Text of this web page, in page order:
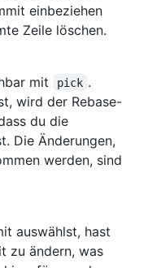
einbeziehen
Zeile löschen.
mit pick .
wird der Rebase-
du die
Die Änderungen,
werden, sind
auswählst, hast
zu ändern, was